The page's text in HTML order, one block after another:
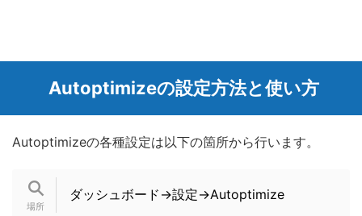
Autoptimizeの設定方法と使い方
Autoptimizeの各種設定は以下の箇所から行います。
ダッシュボード→設定→Autoptimize